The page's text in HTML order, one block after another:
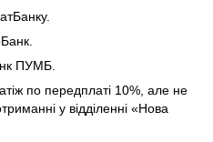
ПУМБ.
по передплаті 10%, але не
у відділенні «Нова